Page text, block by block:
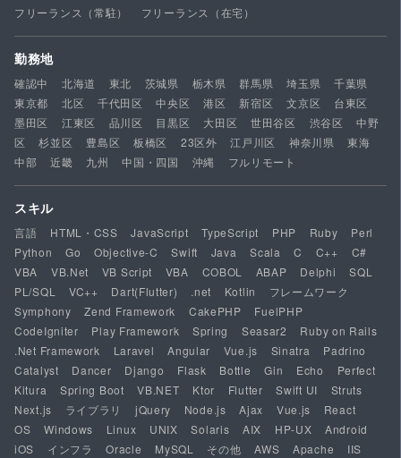
フリーランス（常駐） フリーランス（在宅）
勤務地
確認中 北海道 東北 茨城県 栃木県 群馬県 埼玉県
千葉県
東京都
北区 千代田区 中央区 港区 新宿区 文京区
台東区
墨田区
江東区 品川区 目黒区 大田区 世田谷区 渋谷区
中野
区
杉並区 豊島区 板橋区 23区外 江戸川区 神奈川県
東海
中部
近畿 九州 中国・四国 沖縄 フルリモート
スキル
言語 HTML・CSS JavaScript TypeScript PHP Ruby
Perl
Python
Go Objective-C Swift Java Scala C C++
C#
VBA
VB.Net VB Script VBA COBOL ABAP Delphi
SQL
PL/SQL
VC++ Dart(Flutter) .net Kotlin
フレームワーク
Symphony
Zend Framework CakePHP
FuelPHP
CodeIgniter
Play Framework Spring Seasar2
Ruby on Rails
.Net Framework
Laravel Angular Vue.js Sinatra
Padrino
Catalyst
Dancer Django Flask Bottle Gin Echo
Perfect
Kitura
Spring Boot VB.NET Ktor Flutter Swift UI
Struts
Next.js
ライブラリ jQuery Node.js Ajax Vue.js
React
OS
Windows Linux UNIX Solaris AIX HP-UX
Android
iOS
インフラ Oracle MySQL その他 AWS Apache
IIS